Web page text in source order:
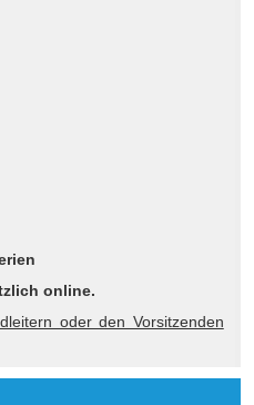
online.
oder den Vorsitzenden